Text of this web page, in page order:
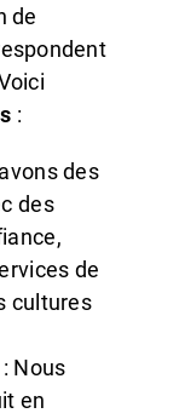
de
:
des
des
de
cultures
: Nous
en